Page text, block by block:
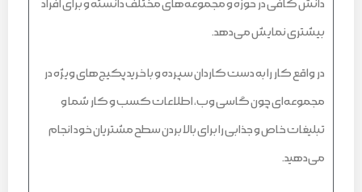
دانش کافی در حوزه و مجموعه‌های مختلف دانسته و برای افراد
بیشتری نمایش می‌دهد.
در واقع کار را به دست کاردان سپرده و با خرید پکیج‌های ویژه در
مجموعه‌ای چون گاسی وب، اطلاعات کسب و کار شما و
تبلیغات خاص و جذابی را برای بالا بردن سطح مشتریان خود انجام
می‌دهید.